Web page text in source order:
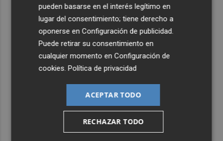
pueden basarse en el interés legítimo en
lugar del consentimiento; tiene derecho a
oponerse enConfiguración de publicidad
Puede retirar su consentimiento en
cualquier momento enConfiguración de
cookies .Política de privacidad
ACEPTAR TODO
RECHAZAR TODO